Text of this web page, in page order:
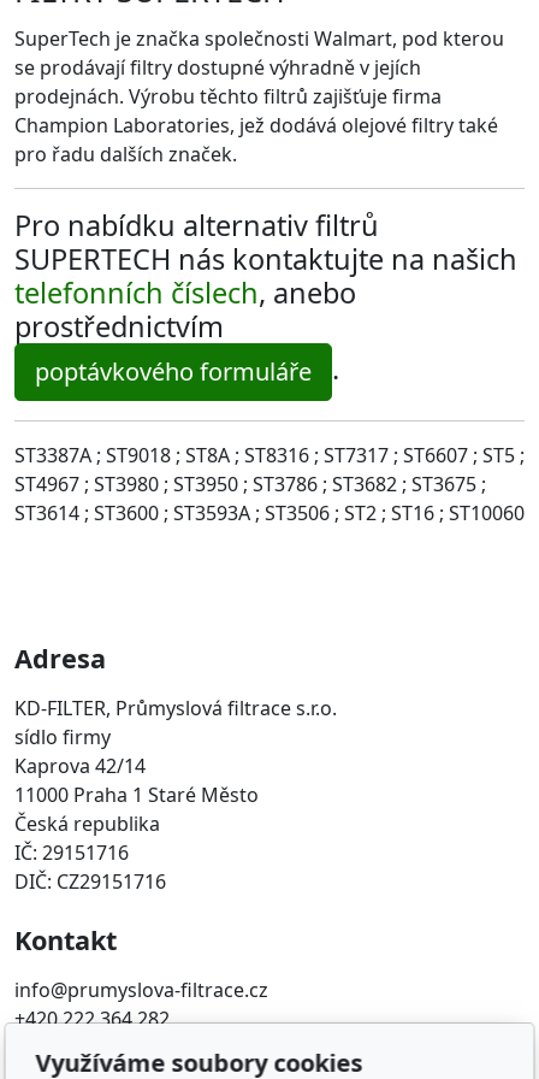
SuperTech je značka společnosti Walmart, pod kterou
se prodávají filtry dostupné výhradně v jejích
prodejnách. Výrobu těchto filtrů zajišťuje firma
Champion Laboratories, jež dodává olejové filtry také
pro řadu dalších značek.
Pro nabídku alternativ filtrů
SUPERTECH nás kontaktujte na našich
telefonních číslech, anebo
prostřednictvím
poptávkového formuláře .
ST3387A ; ST9018 ; ST8A ; ST8316 ; ST7317 ; ST6607 ; ST5 ;
ST4967 ; ST3980 ; ST3950 ; ST3786 ; ST3682 ; ST3675 ;
ST3614 ; ST3600 ; ST3593A ; ST3506 ; ST2 ; ST16 ; ST10060
Adresa
KD-FILTER, Průmyslová filtrace s.r.o.
sídlo firmy
Kaprova 42/14
11000 Praha 1 Staré Město
Česká republika
IČ: 29151716
DIČ: CZ29151716
Kontakt
info@prumyslova-filtrace.cz
+420 222 364 282
Využíváme soubory cookies